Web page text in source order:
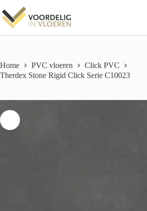
naar
de
inhoud
Home PVC vloeren
Click PVC
Therdex Stone Rigid Click Serie C10023